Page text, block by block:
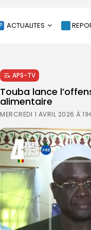
ACTUALITES
SOCIÉTÉ
ÉCONOMIE
CULTURE
ENVIRONNEMENT
INTERNATIONAL
AGENDA
SANTE
APS-TV
Touba lance
alimentaire
MERCREDI 1 AVRIL 2026 À